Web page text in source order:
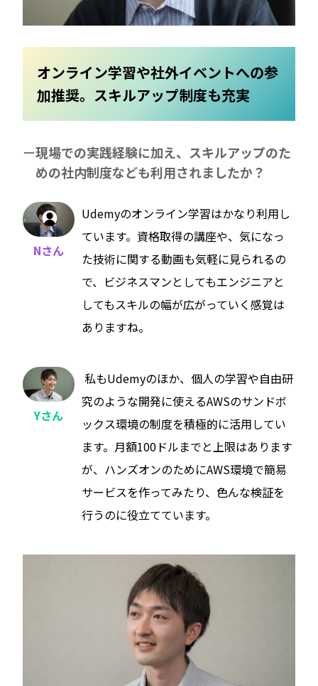
オンライン学習や社外イベントへの参
加推奨。スキルアップ制度も充実
現場での実践経験に加え、スキルアップのた
めの社内制度なども利用されましたか？
Nさん
Udemyのオンライン学習はかなり利用し
ています。資格取得の講座や、気になっ
た技術に関する動画も気軽に見られるの
で、ビジネスマンとしてもエンジニアと
してもスキルの幅が広がっていく感覚は
ありますね。
Yさん
私もUdemyのほか、個人の学習や自由研
究のような開発に使えるAWSのサンドボ
ックス環境の制度を積極的に活用してい
ます。月額100ドルまでと上限はあります
が、ハンズオンのためにAWS環境で簡易
サービスを作ってみたり、色んな検証を
行うのに役立てています。